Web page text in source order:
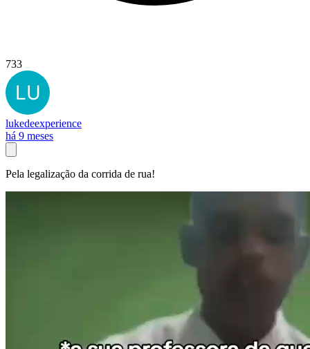
733
lukedeexperience
há 9 meses
Pela legalização da corrida de rua!